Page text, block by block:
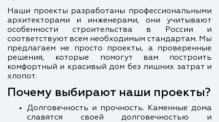
Наши проекты разработаны профессиональными
архитекторами и инженерами, они учитывают
особенности строительства в России и
соответствуют всем необходимым стандартам. Мы
предлагаем не просто проекты, а проверенные
решения, которые помогут вам построить
комфортный и красивый дом без лишних затрат и
хлопот.
Почему выбирают наши проекты?
Долговечность и прочность. Каменные дома
славятся своей долговечностью и